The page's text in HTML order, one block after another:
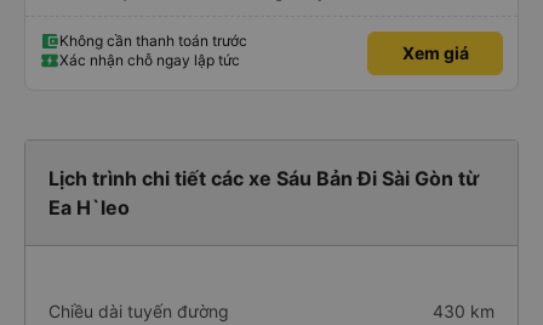
Không cần thanh toán trước
Xác nhận chỗ ngay lập tức
Xem giá
Lịch trình chi tiết các xe Sáu Bản Đi Sài Gòn từ
Ea H`leo
Chiều dài tuyến đường 430 km